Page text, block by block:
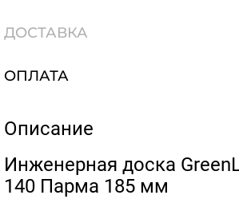
ДОСТАВКА
ОПЛАТА
Описание
​Инженерная доска
140 Парма 185 мм